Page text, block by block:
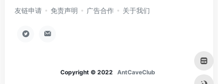
友链申请 免责声明 广告合作 关于我们
Copyright © 2022 AntCaveClub